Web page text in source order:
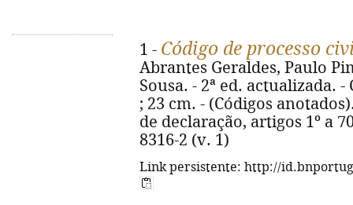
1 - Código de processo
Abrantes Geraldes, Paulo
Sousa. - 2ª ed. actualizada.
; 23 cm. - (Códigos
de declaração, artigos 1º a
8316-2 (v. 1)
Link persistente: http://